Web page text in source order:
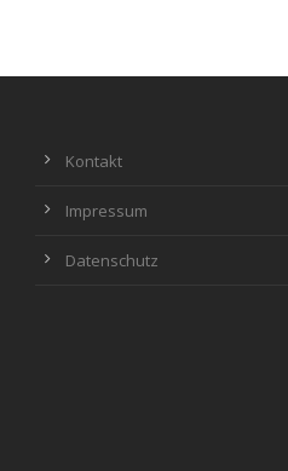
Kontakt
Impressum
Datenschutz